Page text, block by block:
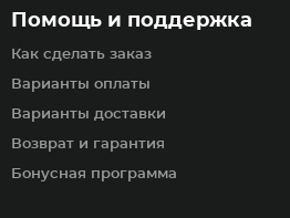
Помощь и поддержка
Как сделать заказ
Варианты оплаты
Варианты доставки
Возврат и гарантия
Бонусная программа